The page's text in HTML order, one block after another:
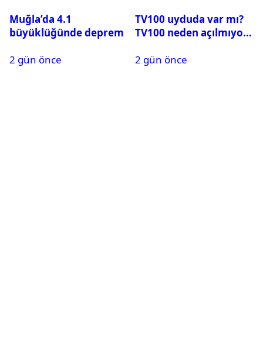
Muğla’da 4.1
büyüklüğünde deprem
2 gün önce
TV100 uyduda var mı?
TV100 neden açılmıyor?
2 gün önce